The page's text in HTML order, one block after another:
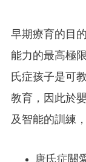
早期療育的目
能力的最高極
氏症孩子是可
教育，因此於
及智能的訓練